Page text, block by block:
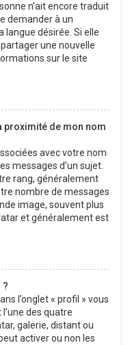
n’ait encore traduit
demander à un
langue désirée. Si elle
partager une nouvelle
sur le site
proximité de mon nom
avec votre nom
messages d’un sujet.
rang, généralement
nombre de messages
image, souvent plus
et généralement est
?
l’onglet « profil » vous
des quatre
galerie, distant ou
activer ou non les